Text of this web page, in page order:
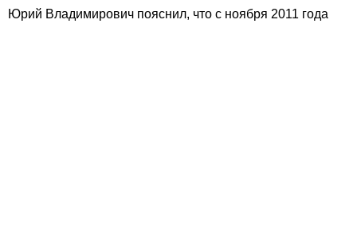
Юрий Владимирович пояснил, что с ноября 2011 года